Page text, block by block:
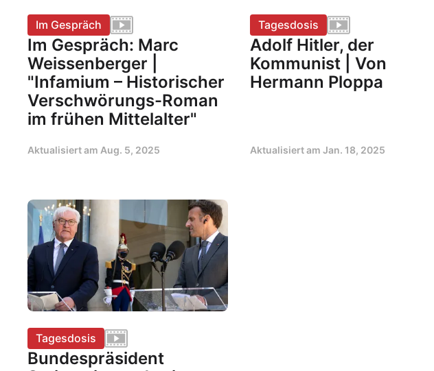
Im Gespräch
Im Gespräch: Marc
Weissenberger |
"Infamium – Historischer
Verschwörungs-Roman
im frühen Mittelalter"
Aktualisiert am Aug. 5, 2025
Tagesdosis
Adolf Hitler, der
Kommunist | Von
Hermann Ploppa
Aktualisiert am Jan. 18, 2025
Tagesdosis
Bundespräsident